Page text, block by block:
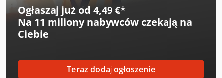
Ogłaszaj już od 4,49 €*
Na 11 miliony nabywców czekają na
Ciebie
Teraz dodaj ogłoszenie